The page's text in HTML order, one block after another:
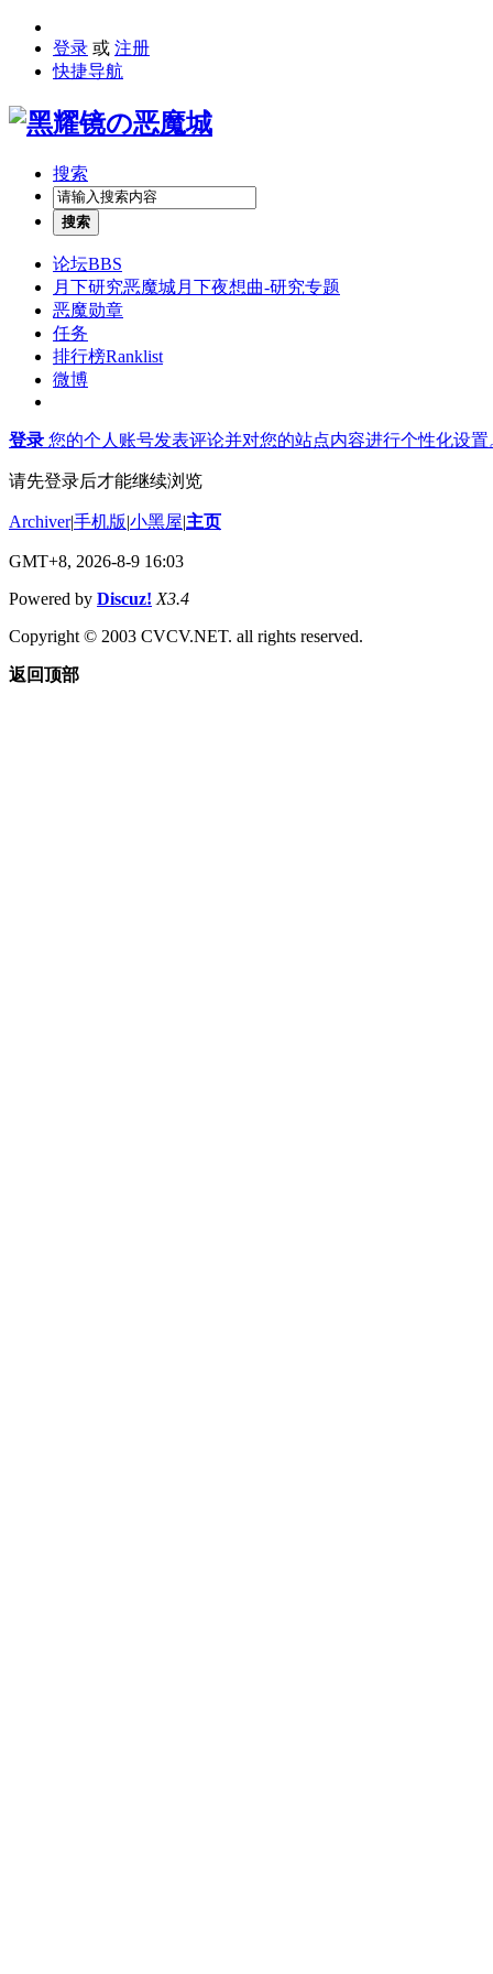
登录 或 注册
快捷导航
搜索
搜索
论坛BBS
月下研究恶魔城月下夜想曲-研究专题
恶魔勋章
任务
排行榜Ranklist
微博
登录 您的个人账号发表评论并对您的站点内容进行个性化设置
请先登录后才能继续浏览
Archiver|手机版|小黑屋|主页
GMT+8, 2026-8-9 16:03
Powered by Discuz! X3.4
Copyright © 2003 CVCV.NET. all rights reserved.
返回顶部